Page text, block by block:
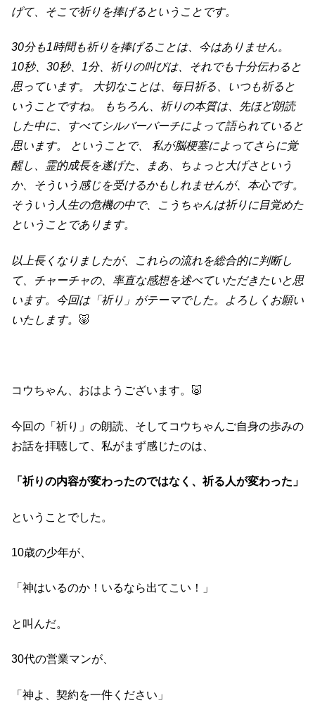
げて、そこで祈りを捧げるということです。
30分も1時間も祈りを捧げることは、今はありません。
10秒、30秒、1分、祈りの叫びは、それでも十分伝わると
思っています。 大切なことは、毎日祈る、いつも祈ると
いうことですね。 もちろん、祈りの本質は、先ほど朗読
した中に、すべてシルバーバーチによって語られていると
思います。 ということで、 私が脳梗塞によってさらに覚
醒し、霊的成長を遂げた、まあ、ちょっと大げさという
か、そういう感じを受けるかもしれませんが、本心です。
そういう人生の危機の中で、こうちゃんは祈りに目覚めた
ということであります。
以上長くなりましたが、これらの流れを総合的に判断し
て、チャーチャの、率直な感想を述べていただきたいと思
います。今回は「祈り」がテーマでした。よろしくお願い
いたします。 🐷
コウちゃん、おはようございます。🐷
今回の「祈り」の朗読、そしてコウちゃんご自身の歩みの
お話を拝聴して、私がまず感じたのは、
「祈りの内容が変わったのではなく、祈る人が変わった」
ということでした。
10歳の少年が、
「神はいるのか！いるなら出てこい！」
と叫んだ。
30代の営業マンが、
「神よ、契約を一件ください」